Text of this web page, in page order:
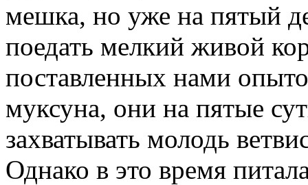
мешка, но уже на пятый
поедать мелкий живой
поставленных нами
муксуна, они на пятые
захватывать молодь
Однако в это время